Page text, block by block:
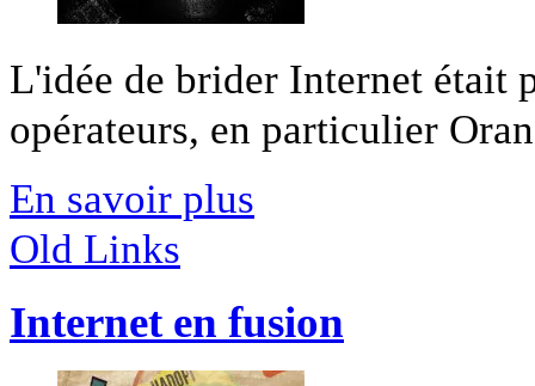
L'idée de brider Internet était
opérateurs, en particulier
En savoir plus
Old Links
Internet en fusion